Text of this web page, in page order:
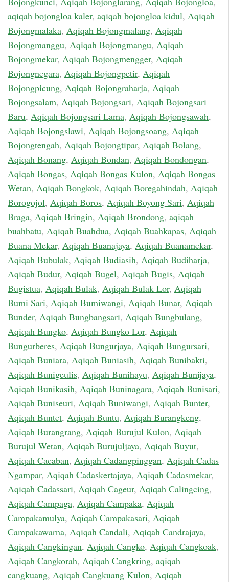
aqiqah bojongloa kaler, aqiqah bojongloa kidul, Aqiqah
Bojongmalaka, Aqiqah Bojongmalang, Aqiqah
Bojongmanggu, Aqiqah Bojongmangu, Aqiqah
Bojongmekar, Aqiqah Bojongmengger, Aqiqah
Bojongnegara, Aqiqah Bojongpetir, Aqiqah
Bojongpicung, Aqiqah Bojongraharja, Aqiqah
Bojongsalam, Aqiqah Bojongsari, Aqiqah Bojongsari
Baru, Aqiqah Bojongsari Lama, Aqiqah Bojongsawah,
Aqiqah Bojongslawi, Aqiqah Bojongsoang, Aqiqah
Bojongtengah, Aqiqah Bojongtipar, Aqiqah Bolang,
Aqiqah Bonang, Aqiqah Bondan, Aqiqah Bondongan,
Aqiqah Bongas, Aqiqah Bongas Kulon, Aqiqah Bongas
Wetan, Aqiqah Bongkok, Aqiqah Boregahindah, Aqiqah
Borogojol, Aqiqah Boros, Aqiqah Boyong Sari, Aqiqah
Braga, Aqiqah Bringin, Aqiqah Brondong, aqiqah
buahbatu, Aqiqah Buahdua, Aqiqah Buahkapas, Aqiqah
Buana Mekar, Aqiqah Buanajaya, Aqiqah Buanamekar,
Aqiqah Bubulak, Aqiqah Budiasih, Aqiqah Budiharja,
Aqiqah Budur, Aqiqah Bugel, Aqiqah Bugis, Aqiqah
Bugistua, Aqiqah Bulak, Aqiqah Bulak Lor, Aqiqah
Bumi Sari, Aqiqah Bumiwangi, Aqiqah Bunar, Aqiqah
Bunder, Aqiqah Bungbangsari, Aqiqah Bungbulang,
Aqiqah Bungko, Aqiqah Bungko Lor, Aqiqah
Bungurberes, Aqiqah Bungurjaya, Aqiqah Bungursari,
Aqiqah Buniara, Aqiqah Buniasih, Aqiqah Bunibakti,
Aqiqah Bunigeulis, Aqiqah Bunihayu, Aqiqah Bunijaya,
Aqiqah Bunikasih, Aqiqah Buninagara, Aqiqah Bunisari,
Aqiqah Buniseuri, Aqiqah Buniwangi, Aqiqah Bunter,
Aqiqah Buntet, Aqiqah Buntu, Aqiqah Burangkeng,
Aqiqah Burangrang, Aqiqah Burujul Kulon, Aqiqah
Burujul Wetan, Aqiqah Burujuljaya, Aqiqah Buyut,
Aqiqah Cacaban, Aqiqah Cadangpinggan, Aqiqah Cadas
Ngampar, Aqiqah Cadaskertajaya, Aqiqah Cadasmekar,
Aqiqah Cadassari, Aqiqah Cageur, Aqiqah Calingcing,
Aqiqah Campaga, Aqiqah Campaka, Aqiqah
Campakamulya, Aqiqah Campakasari, Aqiqah
Campakawarna, Aqiqah Candali, Aqiqah Candrajaya,
Aqiqah Cangkingan, Aqiqah Cangko, Aqiqah Cangkoak,
Aqiqah Cangkorah, Aqiqah Cangkring, aqiqah
cangkuang, Aqiqah Cangkuang Kulon, Aqiqah